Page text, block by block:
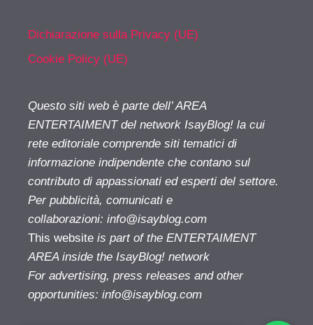
Dichiarazione sulla Privacy (UE)
Cookie Policy (UE)
Questo siti web è parte dell’ AREA
ENTERTAIMENT del network IsayBlog! la cui
rete editoriale comprende siti tematici di
informazione indipendente che contano sul
contributo di appassionati ed esperti del settore.
Per pubblicità, comunicati e
collaborazioni: info@isayblog.com
This website is part of the ENTERTAIMENT
AREA inside the IsayBlog! network
For advertising, press releases and other
opportunities: info@isayblog.com